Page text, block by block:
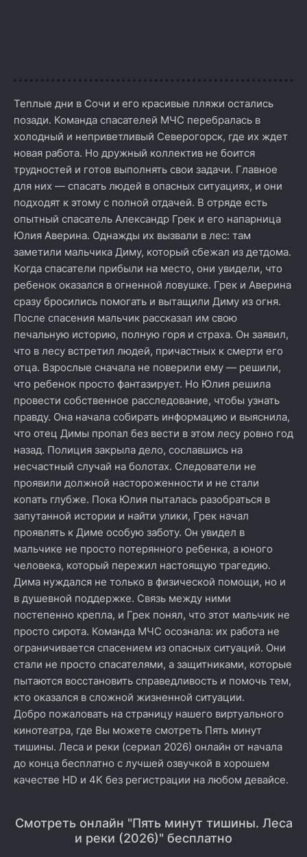
Теплые дни в Сочи и его красивые пляжи остались
позади. Команда спасателей МЧС перебралась в
холодный и неприветливый Северогорск, где их ждет
новая работа. Но дружный коллектив не боится
трудностей и готов выполнять свои задачи. Главное
для них — спасать людей в опасных ситуациях, и они
подходят к этому с полной отдачей. В отряде есть
опытный спасатель Александр Грек и его напарница
Юлия Аверина. Однажды их вызвали в лес: там
заметили мальчика Диму, который сбежал из детдома.
Когда спасатели прибыли на место, они увидели, что
ребенок оказался в огненной ловушке. Грек и Аверина
сразу бросились помогать и вытащили Диму из огня.
После спасения мальчик рассказал им свою
печальную историю, полную горя и страха. Он заявил,
что в лесу встретил людей, причастных к смерти его
отца. Взрослые сначала не поверили ему — решили,
что ребенок просто фантазирует. Но Юлия решила
провести собственное расследование, чтобы узнать
правду. Она начала собирать информацию и выяснила,
что отец Димы пропал без вести в этом лесу ровно год
назад. Полиция закрыла дело, сославшись на
несчастный случай на болотах. Следователи не
проявили должной настороженности и не стали
копать глубже. Пока Юлия пыталась разобраться в
запутанной истории и найти улики, Грек начал
проявлять к Диме особую заботу. Он увидел в
мальчике не просто потерянного ребенка, а юного
человека, который пережил настоящую трагедию.
Дима нуждался не только в физической помощи, но и
в душевной поддержке. Связь между ними
постепенно крепла, и Грек понял, что этот мальчик не
просто сирота. Команда МЧС осознала: их работа не
ограничивается спасением из опасных ситуаций. Они
стали не просто спасателями, а защитниками, которые
пытаются восстановить справедливость и помочь тем,
кто оказался в сложной жизненной ситуации.
Добро пожаловать на страницу нашего виртуального
кинотеатра, где Вы можете смотреть Пять минут
тишины. Леса и реки (сериал 2026) онлайн от начала
до конца бесплатно с лучшей озвучкой в хорошем
качестве HD и 4K без регистрации на любом девайсе.
Смотреть онлайн "Пять минут тишины. Леса
и реки (2026)" бесплатно